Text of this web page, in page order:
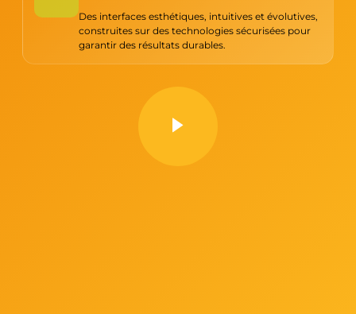
Des interfaces esthétiques, intuitives et évolutives,
construites sur des technologies sécurisées pour
garantir des résultats durables.